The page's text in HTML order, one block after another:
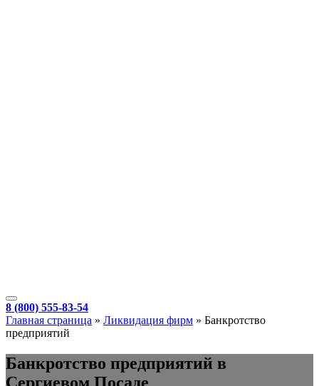
8 (800) 555-83-54
Главная страница » Ликвидация фирм » Банкротство
предприятий
Банкротство предприятий в